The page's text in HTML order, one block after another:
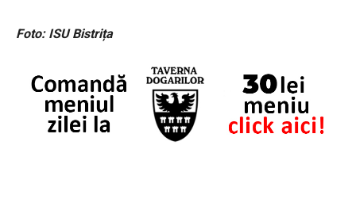
Foto: ISU Bistrița